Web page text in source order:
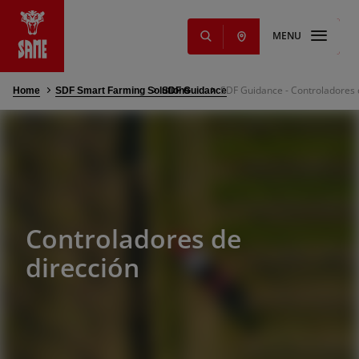
MENU
Home SDF Smart Farming SolutionsSDF GuidanceSDF Guidance -
Controladores de
dirección